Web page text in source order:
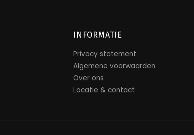
INFORMATIE
Privacy statement
Algemene voorwaarden
Over ons
Locatie & contact